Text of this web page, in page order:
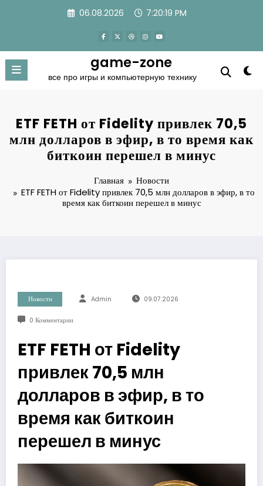
06.08.2026 7:20:19 PM
game-zone
все про игры и компьютерную технику
ETF FETH от Fidelity привлек 70,5
млн долларов в эфир, в то время как
биткоин перешел в минус
Главная
Новости
ETF FETH от Fidelity привлек 70,5 млн долларов в эфир, в то
время как биткоин перешел в минус
Новости Admin 09.07.2026
0 Комментарии
ETF FETH от Fidelity
привлек 70,5 млн
долларов в эфир, в то
время как биткоин
перешел в минус